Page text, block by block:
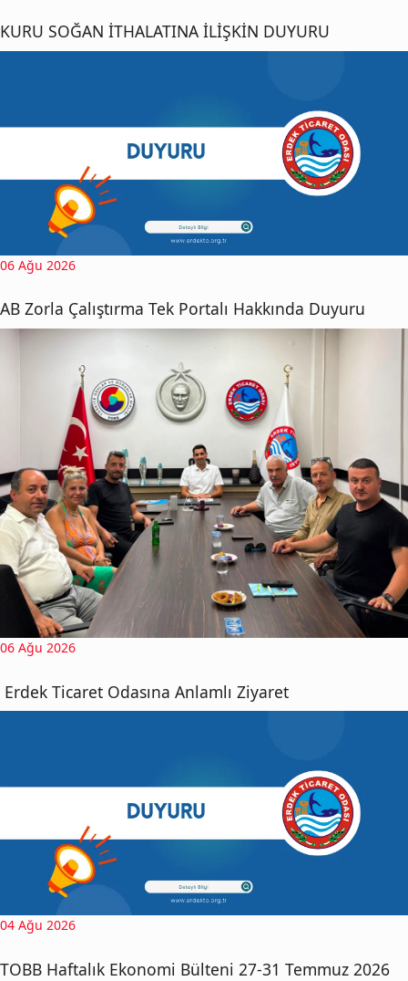
KURU SOĞAN İTHALATINA İLİŞKİN DUYURU
06 Ağu 2026
AB Zorla Çalıştırma Tek Portalı Hakkında Duyuru
06 Ağu 2026
Erdek Ticaret Odasına Anlamlı Ziyaret
04 Ağu 2026
TOBB Haftalık Ekonomi Bülteni 27-31 Temmuz 2026